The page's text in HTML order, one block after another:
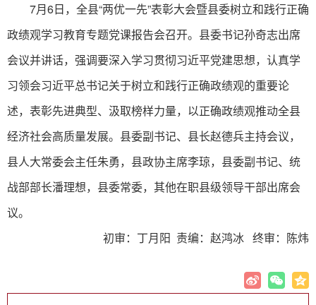
7月6日，全县“两优一先”表彰大会暨县委树立和践行正确
政绩观学习教育专题党课报告会召开。县委书记孙奇志出席
会议并讲话，强调要深入学习贯彻习近平党建思想，认真学
习领会习近平总书记关于树立和践行正确政绩观的重要论
述，表彰先进典型、汲取榜样力量，以正确政绩观推动全县
经济社会高质量发展。县委副书记、县长赵德兵主持会议，
县人大常委会主任朱勇，县政协主席李琼，县委副书记、统
战部部长潘理想，县委常委，其他在职县级领导干部出席会
议。
初审：丁月阳 责编：赵鸿冰 终审：陈炜